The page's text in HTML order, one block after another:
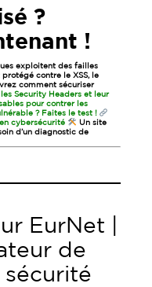
?
!
exploitent des failles
contre le XSS, le
comment sécuriser
Security Headers et leur
pour contrer les
? Faites le test !
cybersécurité
Un site
d’un diagnostic de
EurNet |
de
sécurité